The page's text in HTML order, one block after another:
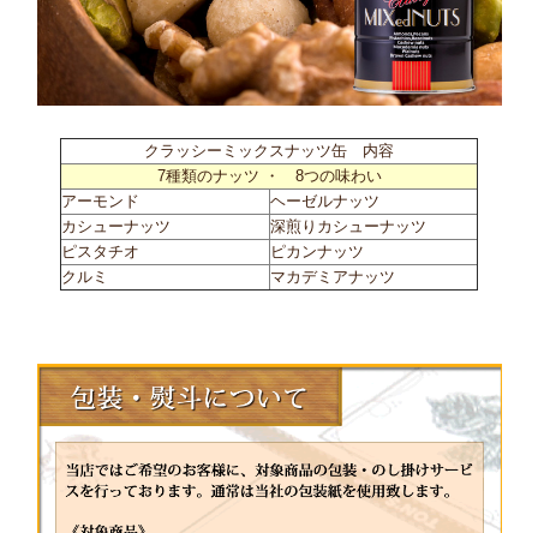
クラッシーミックスナッツ缶 内容
7種類のナッツ ・ 8つの味わい
アーモンド
ヘーゼルナッツ
カシューナッツ
深煎りカシューナッツ
ピスタチオ
ピカンナッツ
クルミ
マカデミアナッツ